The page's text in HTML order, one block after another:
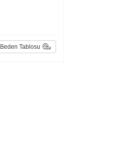
Beden Tablosu